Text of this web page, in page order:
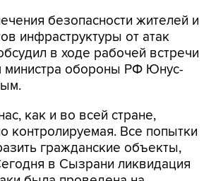
безопасности жителей и
инфраструктуры от атак
в ходе рабочей встречи
министра обороны РФ Юнус-
как и во всей стране,
контролируемая. Все попытки
гражданские объекты,
в Сызрани ликвидация